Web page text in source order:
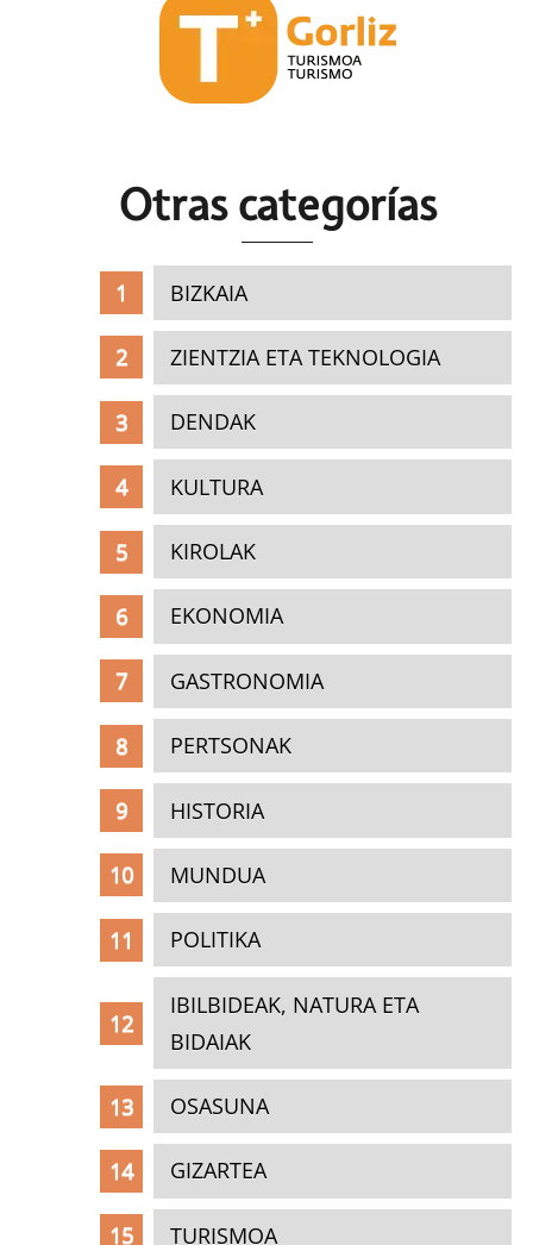
Otras categorías
BIZKAIA
ZIENTZIA ETA TEKNOLOGIA
DENDAK
KULTURA
KIROLAK
EKONOMIA
GASTRONOMIA
PERTSONAK
HISTORIA
MUNDUA
POLITIKA
IBILBIDEAK, NATURA ETA
BIDAIAK
OSASUNA
GIZARTEA
TURISMOA